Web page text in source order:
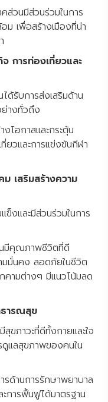
ส่วนมีส่วนร่วมในการ
ม เพื่อสร้างเมืองที่น่า
การท่องเที่ยวและ
ส่งเสริมด้าน
ย่างทั่วถึง
ละกระตุ้น
วและการแข่งขันกีฬา
เสริมสร้างความ
วนร่วมในการ
พชีวิตที่ดี
มมั่นคง ลอดภัยในชีวิต
ามต่างๆ มีแนวโน้มลด
ารณสุข
ดีทั้งกายและใจ
แลสุขภาพของคนใน
รักษาพยาบาล
การฟื้นฟูได้มาตรฐาน